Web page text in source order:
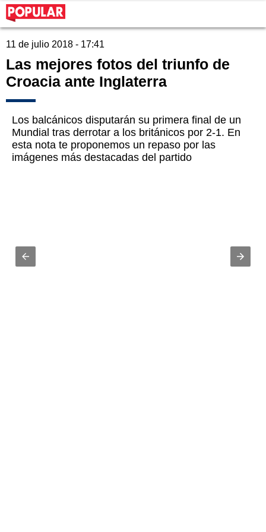
11 de julio 2018 - 17:41
Las mejores fotos del triunfo de
Croacia ante Inglaterra
Los balcánicos disputarán su primera final de un
Mundial tras derrotar a los británicos por 2-1. En
esta nota te proponemos un repaso por las
imágenes más destacadas del partido